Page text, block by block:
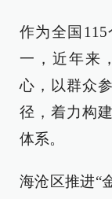
作为全国
一，近年来
心，以群众
径，着力构
体系。
海沧区推进“